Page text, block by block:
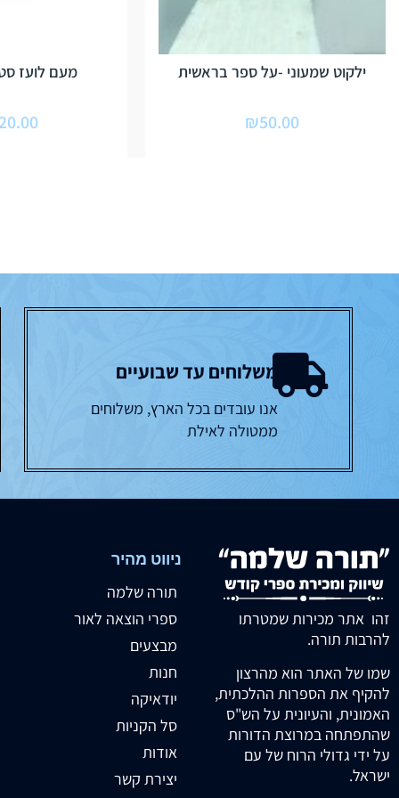
ילקוט שמעוני -על ספר בראשית
₪50.00
מעם לועז סט
משלוחים עד שבועיים
אנו עובדים בכל הארץ, משלוחים
ממטולה לאילת
זהו אתר מכירות שמטרתו
להרבות תורה.
שמו של האתר הוא מהרצון
להקיף את הספרות ההלכתית,
האמונית, והעיונית על הש"ס
שהתפתחה במרוצת הדורות
על ידי גדולי הרוח של עם
ישראל.
ניווט מהיר
תורה שלמה
ספרי הוצאה לאור
מבצעים
חנות
יודאיקה
סל הקניות
אודות
יצירת קשר